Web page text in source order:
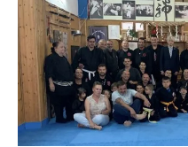
5ª COLUMNA
CARTAS DEL
ENTREVISTAS